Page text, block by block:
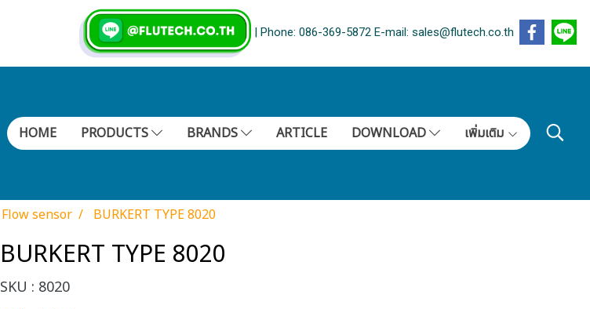
| Phone: 086-369-5872 E-mail: sales@flutech.co.th
HOME PRODUCTS BRANDS ARTICLE DOWNLOAD เพิ่มเติม
Flow sensor BURKERT TYPE 8020
BURKERT TYPE 8020
SKU : 8020